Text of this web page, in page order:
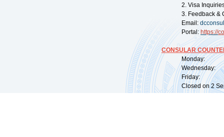
2. Visa
3. Feedback &
Email:
Portal: https://
CONSULAR
Monday:
Wednesday:
Friday:
Closed on 2